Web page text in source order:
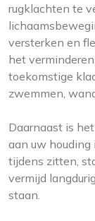
rugklachten te
versterken en
het
toekomstige
zwemmen,
Daarnaast is
aan uw houding
tijdens zitten,
vermijd
staan.